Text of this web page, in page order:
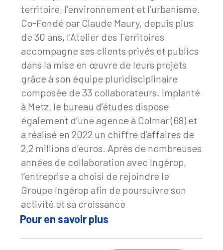
territoire, l’environnement et l’urbanisme.
Co-Fondé par Claude Maury, depuis plus
de 30 ans, l’Atelier des Territoires
accompagne ses clients privés et publics
dans la mise en œuvre de leurs projets
grâce à son équipe pluridisciplinaire
composée de 33 collaborateurs. Implanté
à Metz, le bureau d’études dispose
également d’une agence à Colmar (68) et
a réalisé en 2022 un chiffre d’affaires de
2,2 millions d’euros. Après de nombreuses
années de collaboration avec Ingérop,
l’entreprise a choisi de rejoindre le
Groupe Ingérop afin de poursuivre son
activité et sa croissance
Pour en savoir plus